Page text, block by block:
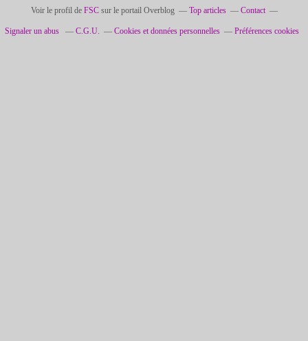
Voir le profil de FSCsur le portail Overblog Top articles Contact
Signaler un abus C.G.U. Cookies et données personnelles Préférences cookies